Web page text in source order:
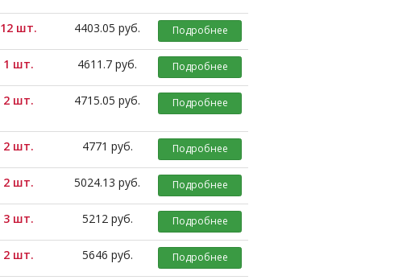
12 шт. 4403.05 руб. Подробнее
1 шт. 4611.7 руб. Подробнее
2 шт. 4715.05 руб. Подробнее
2 шт. 4771 руб. Подробнее
2 шт. 5024.13 руб. Подробнее
3 шт. 5212 руб. Подробнее
2 шт. 5646 руб. Подробнее